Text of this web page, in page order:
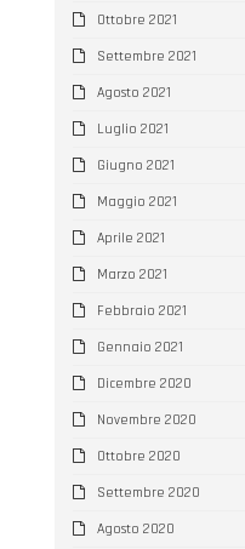
Ottobre 2021
Settembre 2021
Agosto 2021
Luglio 2021
Giugno 2021
Maggio 2021
Aprile 2021
Marzo 2021
Febbraio 2021
Gennaio 2021
Dicembre 2020
Novembre 2020
Ottobre 2020
Settembre 2020
Agosto 2020